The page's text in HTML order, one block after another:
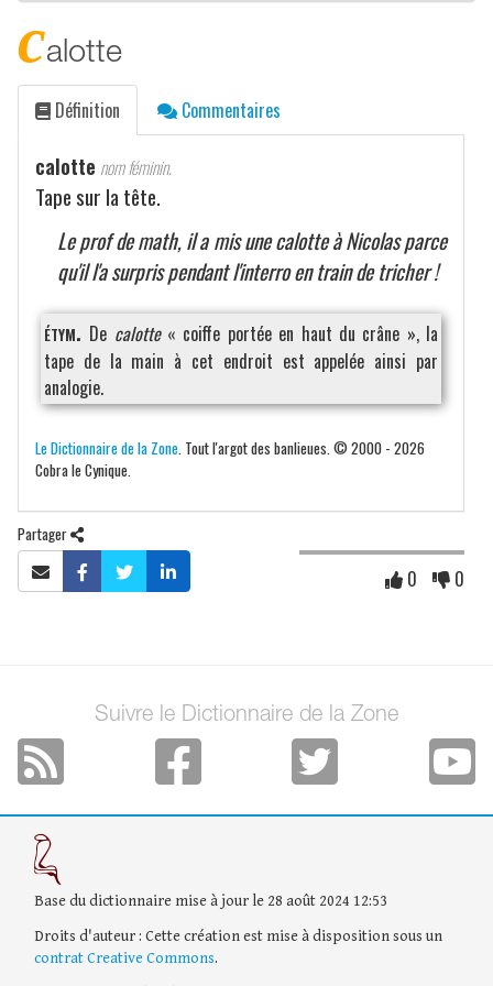
calotte
Définition Commentaires
calotte nom féminin.
Tape sur la tête.
Le prof de math, il a mis une calotte à Nicolas parce
qu'il l'a surpris pendant l'interro en train de tricher !
étym. De calotte« coiffe portée en haut du crâne », la
tape de la main à cet endroit est appelée ainsi par
analogie.
Le Dictionnaire de la Zone . Tout l'argot des banlieues. © 2000 - 2026
Cobra le Cynique.
Partager
0 0
Suivre le Dictionnaire de la Zone
Base du dictionnaire mise à jour le 28 août 2024 12:53
Droits d'auteur : Cette création est mise à disposition sous un
contrat Creative Commons.